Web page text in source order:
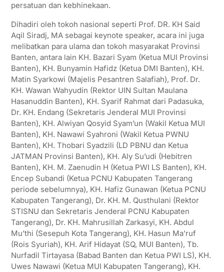
p
k
m
persatuan dan kebhinekaan.
Dihadiri oleh tokoh nasional seperti Prof. DR. KH Said
Aqil Siradj, MA sebagai keynote speaker, acara ini juga
melibatkan para ulama dan tokoh masyarakat Provinsi
Banten, antara lain KH. Bazari Syam (Ketua MUI Provinsi
Banten), KH. Bunyamin Hafidz (Ketua DMI Banten), KH.
Matin Syarkowi (Majelis Pesantren Salafiah), Prof. Dr.
KH. Wawan Wahyudin (Rektor UIN Sultan Maulana
Hasanuddin Banten), KH. Syarif Rahmat dari Padasuka,
Dr. KH. Endang (Sekretaris Jenderal MUI Provinsi
Banten), KH. Alwiyan Qosyid Syam’un (Wakil Ketua MUI
Banten), KH. Nawawi Syahroni (Wakil Ketua PWNU
Banten), KH. Thobari Syadzili (LD PBNU dan Ketua
JATMAN Provinsi Banten), KH. Aly Su’udi (Hebitren
Banten), KH. M. Zaenudin H (Ketua PWI LS Banten), KH.
Encep Subandi (Ketua PCNU Kabupaten Tangerang
periode sebelumnya), KH. Hafiz Gunawan (Ketua PCNU
Kabupaten Tangerang), Dr. KH. M. Qusthulani (Rektor
STISNU dan Sekretaris Jenderal PCNU Kabupaten
Tangerang), Dr. KH. Mahrusillah Zarkasyi, KH. Abdul
Mu’thi (Sesepuh Kota Tangerang), KH. Hasun Ma’ruf
(Rois Syuriah), KH. Arif Hidayat (SQ, MUI Banten), Tb.
Nurfadil Tirtayasa (Babad Banten dan Ketua PWI LS), KH.
Uwes Nawawi (Ketua MUI Kabupaten Tangerang), KH.